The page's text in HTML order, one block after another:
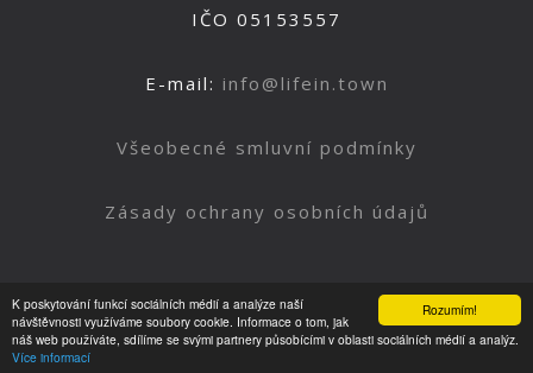
Rozumím!
K poskytování funkcí sociálních médií a analýze naší
návštěvnosti využíváme soubory cookie. Informace o tom, jak
náš web používáte, sdílíme se svými partnery působícími v oblasti sociálních médií a analýz.
Více informací
IČO 05153557
E-mail: info@lifein.town
Všeobecné smluvní podmínky
Zásady ochrany osobních údajů
Nahoru